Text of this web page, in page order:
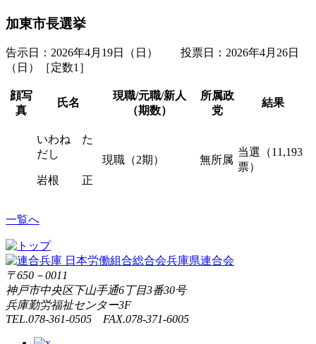
加東市長選挙
告示日：2026年4月19日（日） 投票日：2026年4月26日
（日）［定数1］
顔写
真
氏名
現職/元職/新人
（期数）
所属政
党
結果
いわね た
だし
岩根 正
現職（2期） 無所属
当選（11,193
票）
一覧へ
〒650－0011
神戸市中央区下山手通6丁目3番30号
兵庫勤労福祉センター3F
TEL.078-361-0505 FAX.078-371-6005